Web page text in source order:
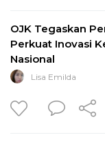
OJK Tegaskan
Perkuat Inovasi
Nasional
Lisa Emilda